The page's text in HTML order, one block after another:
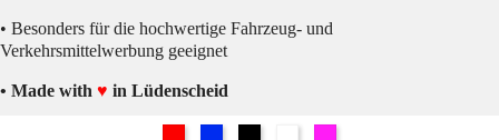
• Besonders für die hochwertige Fahrzeug- und
Verkehrsmittelwerbung geeignet
• Made with ♥ in Lüdenscheid